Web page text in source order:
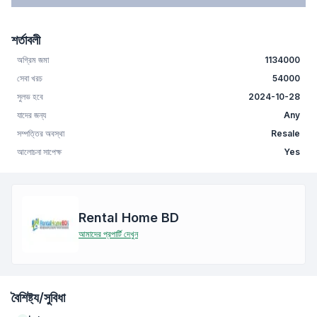
শর্তাবলী
অগ্রিম জমা
1134000
সেবা খরচ
54000
সুলভ হবে
2024-10-28
যাদের জন্য
Any
সম্পত্তির অবস্থা
Resale
আলোচনা সাপেক্ষ
Yes
Rental Home BD
আমাদের প্রপার্টি দেখুন
বৈশিষ্ট্য/সুবিধা